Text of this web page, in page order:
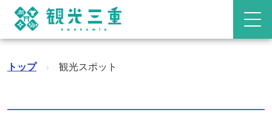
トップ › 観光スポット